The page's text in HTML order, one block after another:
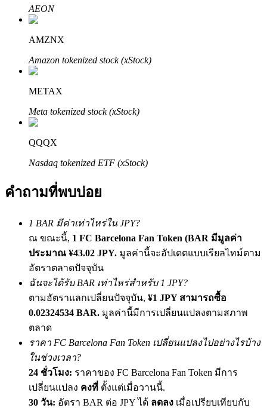
การแนะนำ
เชิญเพื่อนเพื่อรับรางวัลเงินสด
BTC Welcome Rewards
Deposit & Trade BTC to Share 25000 USDT prize pool!
Deposit CASHCAT & Win
AEON
AMZNX
Amazon tokenized stock (xStock)
METAX
Meta tokenized stock (xStock)
QQQX
Nasdaq tokenized ETF (xStock)
คำถามที่พบบ่อย
1 BAR มีค่าเท่าไหร่ใน JPY?
ณ ขณะนี้, 1 FC Barcelona Fan Token (BAR มีมูลค่า
ประมาณ ¥43.02 JPY. มูลค่านี้จะอัปเดตแบบเรียลไทม์ตาม
อัตราตลาดปัจจุบัน
ฉันจะได้รับ BAR เท่าไหร่สำหรับ 1 JPY?
ตามอัตราแลกเปลี่ยนปัจจุบัน, ¥1 JPY สามารถซื้อ
0.02324534 BAR. มูลค่านี้มีการเปลี่ยนแปลงตามสภาพ
ตลาด
ราคา FC Barcelona Fan Token เปลี่ยนแปลงไปอย่างไรบ้าง
ในช่วงเวลา?
24 ชั่วโมง: ราคาของ FC Barcelona Fan Token มีการ
เปลี่ยนแปลง คงที่ ตั้งแต่เมื่อวานนี้.
30 วัน: อัตรา BAR ต่อ JPY ได้ ลดลง เมื่อเปรียบเทียบกับ